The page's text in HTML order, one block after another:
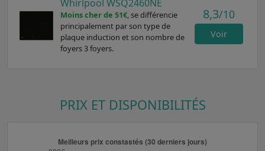
Whirlpool WSQ2460NE
Moins cher de 51€, se différencie
principalement par son type de
plaque induction et son nombre de
foyers 3 foyers.
8,3/10
Voir
PRIX ET DISPONIBILITÉS